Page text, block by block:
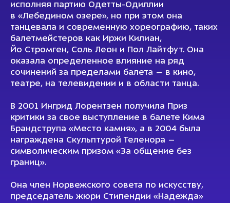
исполняя партию Одетты-Одиллии
в «Лебедином озере», но при этом она
танцевала и современную хореографию, таких
балетмейстеров как Иржи Килиан,
Йо Стромген, Соль Леон и Пол Лайтфут. Она
оказала определенное влияние на ряд
сочинений за пределами балета – в кино,
театре, на телевидении и в области танца.
В 2001 Ингрид Лорентзен получила Приз
критики за свое выступление в балете Кима
Брандструпа «Место камня», а в 2004 была
награждена Скульптурой Теленора –
символическим призом «За общение без
границ».
Она член Норвежского совета по искусству,
председатель жюри Стипендии «Надежда»